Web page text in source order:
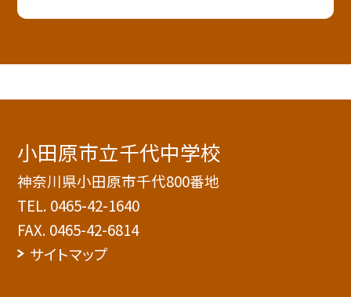
小田原市立千代中学校
神奈川県小田原市千代800番地
TEL. 0465-42-1640
FAX. 0465-42-6814
サイトマップ